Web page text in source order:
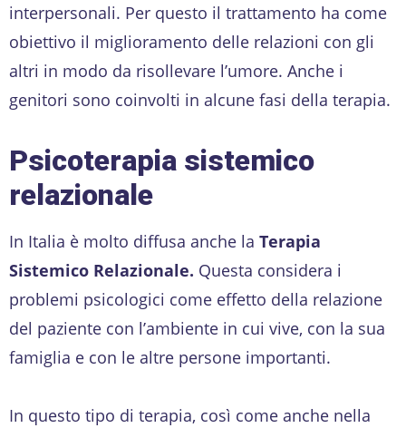
interpersonali. Per questo il trattamento ha come
obiettivo il miglioramento delle relazioni con gli
altri in modo da risollevare l’umore. Anche i
genitori sono coinvolti in alcune fasi della terapia.
Psicoterapia sistemico
relazionale
In Italia è molto diffusa anche la Terapia
Sistemico Relazionale. Questa considera i
problemi psicologici come effetto della relazione
del paziente con l’ambiente in cui vive, con la sua
famiglia e con le altre persone importanti.
In questo tipo di terapia, così come anche nella